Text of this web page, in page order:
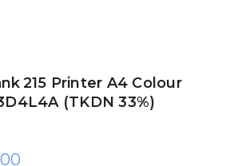
215 Printer A4 Colour
(TKDN 33%)